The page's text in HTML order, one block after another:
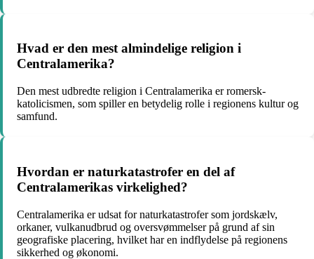
Hvad er den mest almindelige religion i
Centralamerika?
Den mest udbredte religion i Centralamerika er romersk-
katolicismen, som spiller en betydelig rolle i regionens kultur og
samfund.
Hvordan er naturkatastrofer en del af
Centralamerikas virkelighed?
Centralamerika er udsat for naturkatastrofer som jordskælv,
orkaner, vulkanudbrud og oversvømmelser på grund af sin
geografiske placering, hvilket har en indflydelse på regionens
sikkerhed og økonomi.